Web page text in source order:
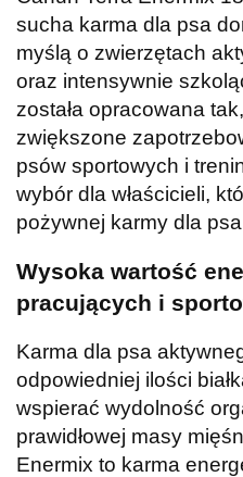
sucha karma dla psa
myślą o zwierzętach
oraz intensywnie
została opracowana
zwiększone
psów sportowych i
wybór dla właścicieli,
pożywnej karmy dla
Wysoka wartość
pracujących i
Karma dla psa
odpowiedniej ilości
wspierać wydolność
prawidłowej masy
Enermix to karma